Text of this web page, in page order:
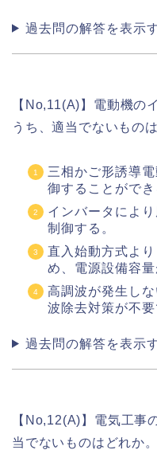
過去問の解答を表示
【No,11(A)】電動機の
うち、適当でないもの
三相かご形誘導
御することができ
インバータによ
制御する。
直入始動方式よ
め、電源設備容量
高調波が発生し
波除去対策が不要
過去問の解答を表示
【No,12(A)】電気工事
当でないものはどれか。